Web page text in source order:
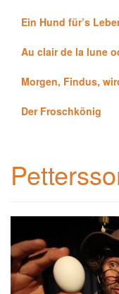
Ein Hund für’s
Au clair de la lune
Morgen, Findus,
Der Froschkönig